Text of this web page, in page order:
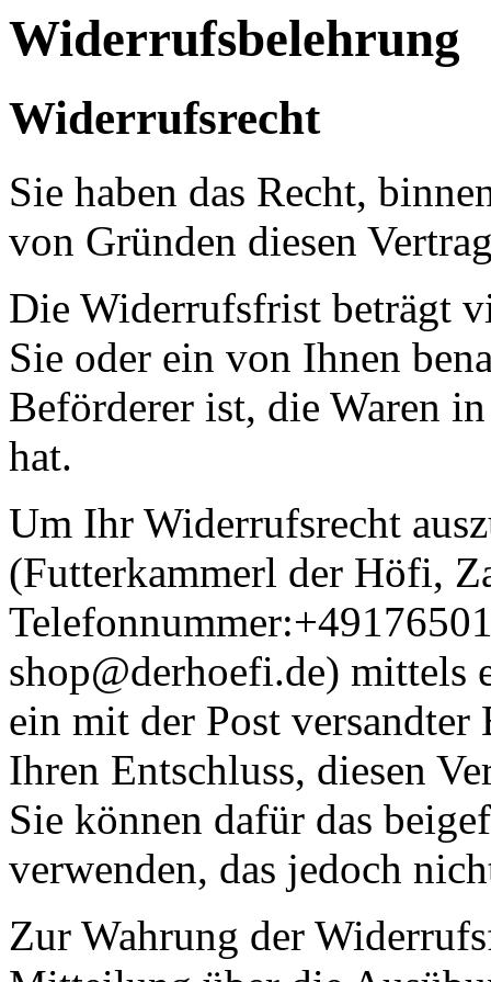
Widerrufsbelehrung
Widerrufsrecht
Sie haben das Recht,
von Gründen diesen
Die Widerrufsfrist beträgt
Sie oder ein von Ihnen
Beförderer ist, die Waren
hat.
Um Ihr Widerrufsrecht
(Futterkammerl der Höfi,
shop@derhoefi.de) mittels
ein mit der Post
Ihren Entschluss, diesen
Sie können dafür das
verwenden, das jedoch
Zur Wahrung der